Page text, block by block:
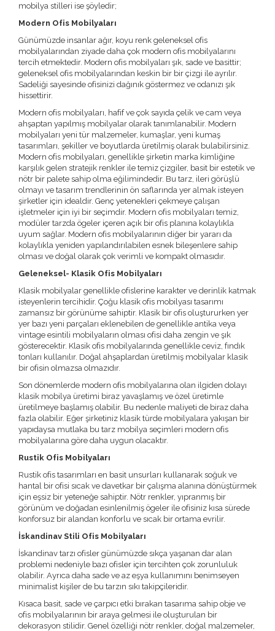
mobilya stilleri ise şöyledir;
Modern Ofis Mobilyaları
Günümüzde insanlar ağır, koyu renk geleneksel ofis
mobilyalarından ziyade daha çok modern ofis mobilyalarını
tercih etmektedir. Modern ofis mobilyaları şık, sade ve basittir;
geleneksel ofis mobilyalarından keskin bir bir çizgi ile ayrılır.
Sadeliği sayesinde ofisinizi dağınık göstermez ve odanızı şık
hissettirir.
Modern ofis mobilyaları, hafif ve çok sayıda çelik ve cam veya
ahşaptan yapılmış mobilyalar olarak tanımlanabilir. Modern
mobilyaları yeni tür malzemeler, kumaşlar, yeni kumaş
tasarımları, şekiller ve boyutlarda üretilmiş olarak bulabilirsiniz.
Modern ofis mobilyaları, genellikle şirketin marka kimliğine
karşılık gelen stratejik renkler ile temiz çizgiler, basit bir estetik ve
nötr bir palete sahip olma eğilimindedir. Bu tarz, ileri görüşlü
olmayı ve tasarım trendlerinin ön saflarında yer almak isteyen
şirketler için idealdir. Genç yetenekleri çekmeye çalışan
işletmeler için iyi bir seçimdir. Modern ofis mobilyaları temiz,
modüler tarzda ögeler içeren açık bir ofis planına kolaylıkla
uyum sağlar. Modern ofis mobilyalarının diğer bir yararı da
kolaylıkla yeniden yapılandırılabilen esnek bileşenlere sahip
olması ve doğal olarak çok verimli ve kompakt olmasıdır.
Geleneksel- Klasik Ofis Mobilyaları
Klasik mobilyalar genellikle ofislerine karakter ve derinlik katmak
isteyenlerin tercihidir. Çoğu klasik ofis mobilyası tasarımı
zamansız bir görünüme sahiptir. Klasik bir ofis oluştururken yer
yer bazı yeni parçaları eklenebilen de genellikle antika veya
vintage esintili mobilyaların olması ofisi daha zengin ve şık
gösterecektir. Klasik ofis mobilyalarında genellikle ceviz, fındık
tonları kullanılır. Doğal ahşaplardan üretilmiş mobilyalar klasik
bir ofisin olmazsa olmazıdır.
Son dönemlerde modern ofis mobilyalarına olan ilgiden dolayı
klasik mobilya üretimi biraz yavaşlamış ve özel üretimle
üretilmeye başlamış olabilir. Bu nedenle maliyeti de biraz daha
fazla olabilir. Eğer şirketiniz klasik türde mobilyalara yakışan bir
yapıdaysa mutlaka bu tarz mobilya seçimleri modern ofis
mobilyalarına göre daha uygun olacaktır.
Rustik Ofis Mobilyaları
Rustik ofis tasarımları en basit unsurları kullanarak soğuk ve
hantal bir ofisi sıcak ve davetkar bir çalışma alanına dönüştürmek
için eşsiz bir yeteneğe sahiptir. Nötr renkler, yıpranmış bir
görünüm ve doğadan esinlenilmiş ögeler ile ofisiniz kısa sürede
konforsuz bir alandan konforlu ve sıcak bir ortama evrilir.
İskandinav Stili Ofis Mobilyaları
İskandinav tarzı ofisler günümüzde sıkça yaşanan dar alan
problemi nedeniyle bazı ofisler için tercihten çok zorunluluk
olabilir. Ayrıca daha sade ve az eşya kullanımını benimseyen
minimalist kişiler de bu tarzın sıkı takipçileridir.
Kısaca basit, sade ve çarpıcı etki bırakan tasarıma sahip obje ve
ofis mobilyalarının bir araya gelmesi ile oluşturulan bir
dekorasyon stilidir. Genel özelliği nötr renkler, doğal malzemeler,